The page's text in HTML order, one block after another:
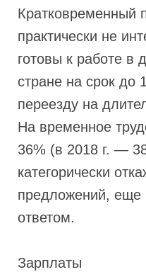
Кратковременный
практически не
готовы к работе в
стране на срок до
переезду на
На временное
36% (в 2018 г. —
категорически
предложений, еще
ответом.
Зарплаты